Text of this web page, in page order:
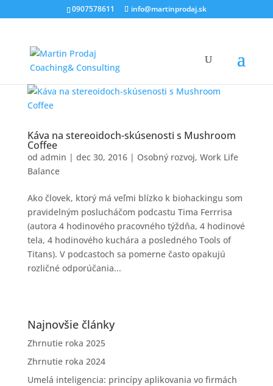
0907578611 info@martinprodaj.sk
Káva na stereoidoch-skúsenosti s Mushroom
Coffee
od admin | dec 30, 2016| Osobný rozvoj, Work Life
Balance
Ako človek, ktorý má veľmi blízko k biohackingu som
pravidelným poslucháčom podcastu Tima Ferrrisa
(autora 4 hodinového pracovného týždňa, 4 hodinové
tela, 4 hodinového kuchára a posledného Tools of
Titans). V podcastoch sa pomerne často opakujú
rozličné odporúčania...
Najnovšie články
Zhrnutie roka 2025
Zhrnutie roka 2024
Umelá inteligencia: princípy aplikovania vo firmách